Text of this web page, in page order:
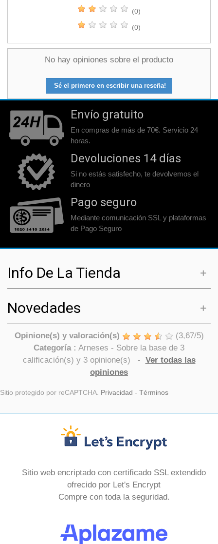
(0)
(0)
No hay opiniones sobre el producto
Sé el primero en escribir una reseña!
Envío gratuito
En compras de más de 70€. Servicio 24
horas.
Devoluciones 14 días
Si no estás satisfecho, te devolvemos el
dinero
Pago seguro
Mediante comunicación SSL y plataformas
de Pago Seguro
Info De La Tienda
Novedades
Opinione(s) y valoración(s) (3,67/5)
Categoría : Arneses - Sobre la base de 3
calificación(s) y 3opinione(s) - Ver todas las
opiniones
Sitio protegido por reCAPTCHA. Privacidad - Términos
Sitio web encriptado con certificado SSL extendido
ofrecido por Let's Encrypt
Compre con toda la seguridad.